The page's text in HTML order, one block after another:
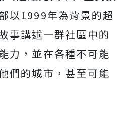
以1999年為背景的超
事講述一群社區中的
力， 並在各種不可能
們的城市， 甚至可能